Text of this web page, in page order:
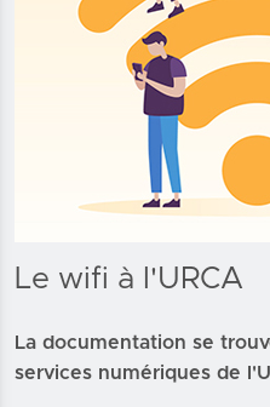
Le wifi à l'URCA
La documentation se
services numériques de